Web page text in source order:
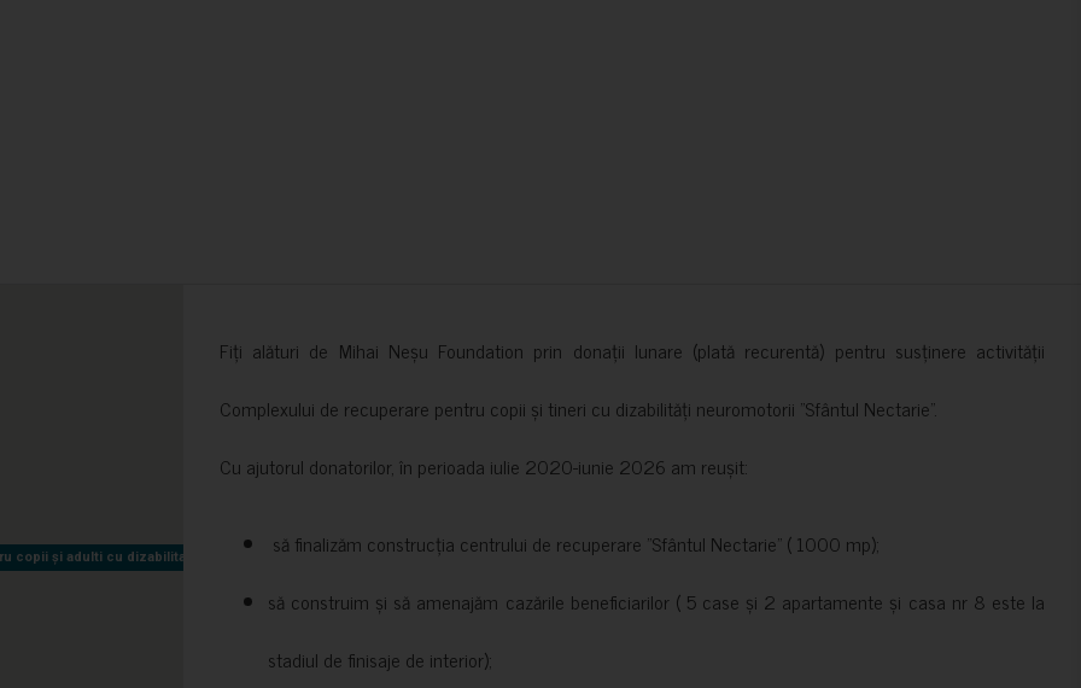
copii și adulti cu dizabilitati neuromotorii Sfântul Nectarie
copii și adulti cu dizabilitati neuromotorii Sfântul Nectarie
Fiți alături de Mihai Neșu Foundation prin donații lunare (plată recurentă) pentru susținere activității
Complexului de recuperare pentru copii și tineri cu dizabilități neuromotorii ”Sfântul Nectarie”.
Cu ajutorul donatorilor, în perioada iulie 2020-iunie 2026 am reușit:
să finalizăm construcția centrului de recuperare ”Sfântul Nectarie” ( 1000 mp);
să construim și să amenajăm cazările beneficiarilor ( 5 case și 2 apartamente și casa nr 8 este la
stadiul de finisaje de interior);